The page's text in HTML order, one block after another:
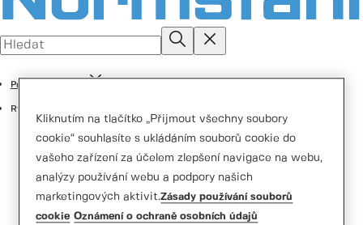
Průmyslová řešení
Rychloběžná vrata
Kliknutím na tlačítko „Přijmout všechny soubory
cookie“ souhlasíte s ukládáním souborů cookie do
vašeho zařízení za účelem zlepšení navigace na webu,
analýzy používání webu a podpory našich
marketingových aktivit.Zásady používání souborů
cookie Oznámení o ochraně osobních údajů